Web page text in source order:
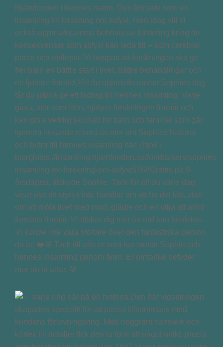
Hjärnfonden i hennes namn. Den började som en
insamling till forskning om asfyxi, men idag vill vi
också uppmärksamma behovet av forskning kring de
konsekvenser som asfyxi kan leda till – som cerebral
pares och epilepsi. Vi hoppas att forskningen ska ge
fler barn en bättre start i livet, bättre behandlingar och
en ljusare framtid.Vill du uppmärksamma Sophies dag
får du gärna ge ett bidrag till hennes insamling. Varje
gåva, stor som liten, hjälper forskningen framåt och
kan göra verklig skillnad för barn och familjer som går
igenom liknande resor.Läs mer om Sophies historia
och bidra till hennes insamling här: (länk i
bion)https://insamling.hjarnfonden.se/fundraisers/sophies-
insamling-for-forskning-om-asfyxi5768Grattis på 9-
årsdagen, älskade Sophie. Tack för att du varje dag
visar oss att styrka inte handlar om att ha det lätt, utan
om att möta livet med mod, glädje och en vilja att alltid
fortsätta framåt. Vi älskar dig mer än ord kan beskriva.
Vi kunde inte vara stoltare över den fantastiska person
du är. ❤️💚 Tack till alla er som har stöttat Sophie och
hennes insamling genom åren. Er omtanke betyder
mer än ni anar. 💚